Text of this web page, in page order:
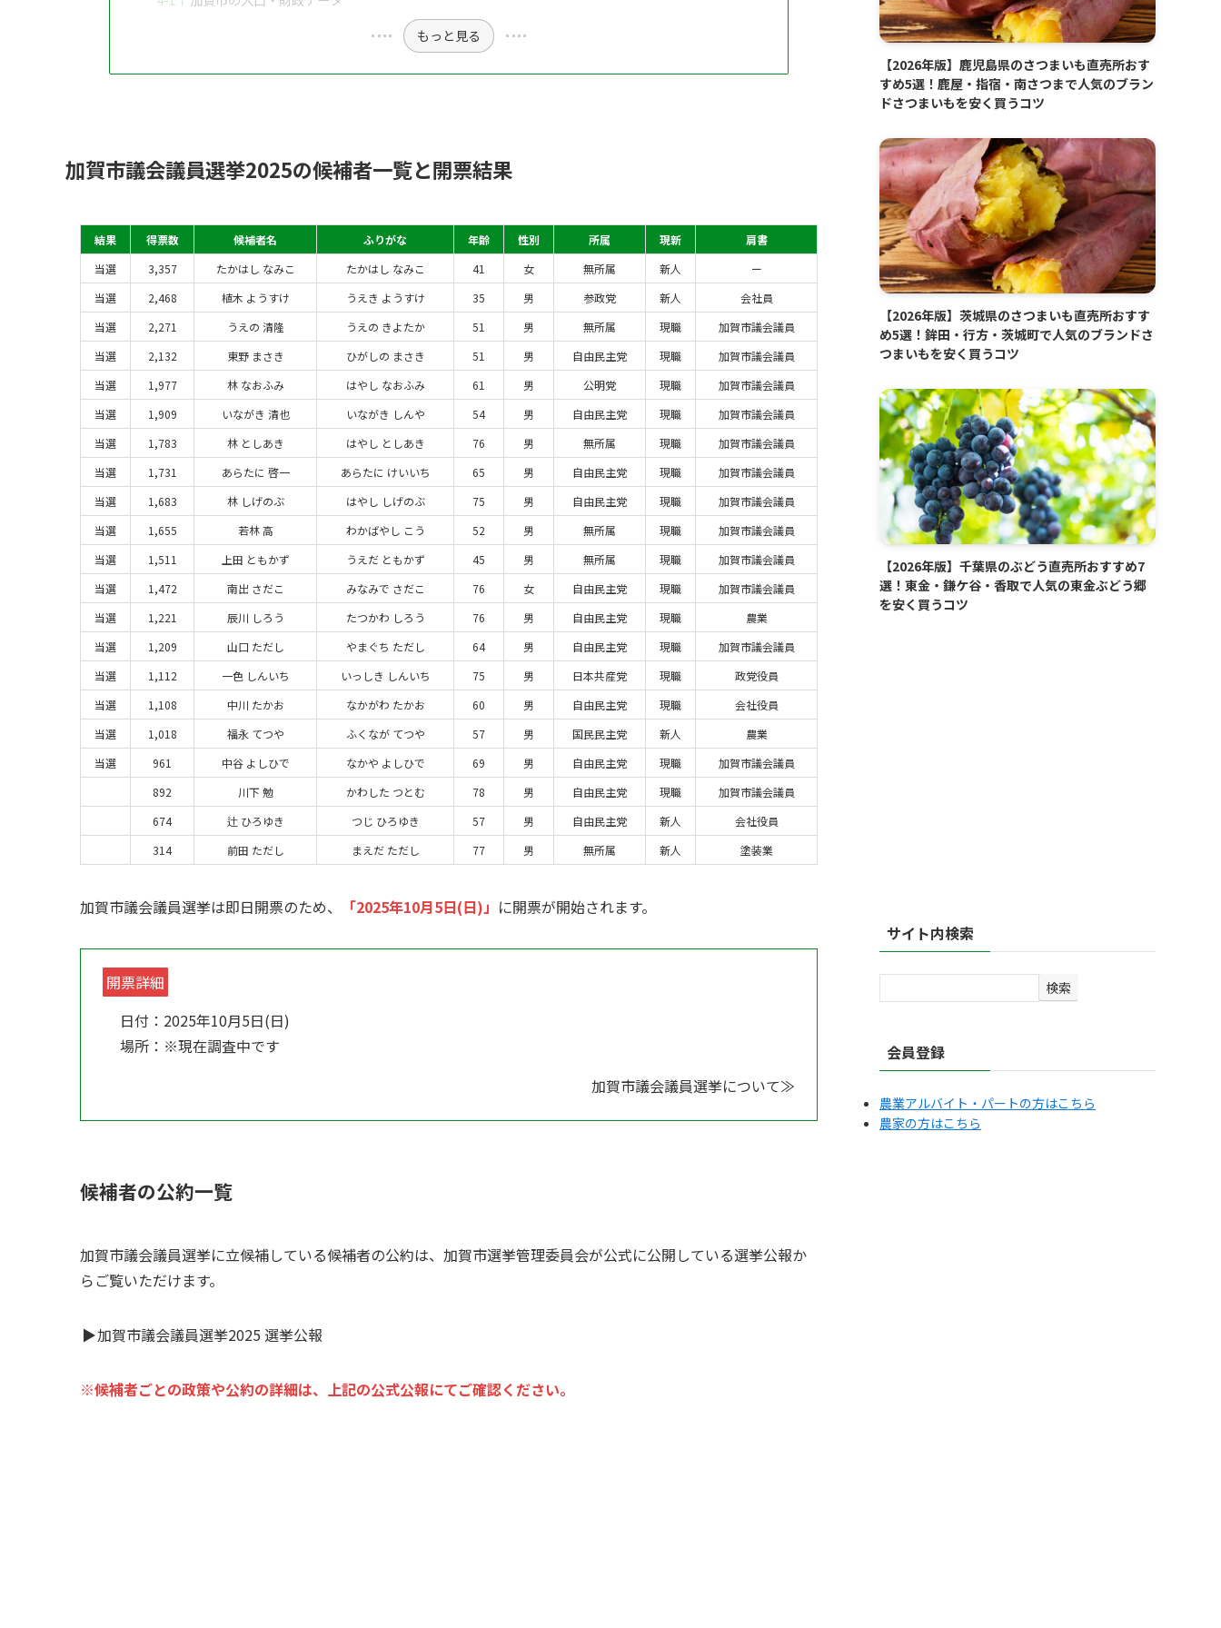
もっと見る
加賀市議会議員選挙2025の候補者一覧と開票結果
結果 得票数 候補者名 ふりがな 年齢 性別 所属 現新
肩書
当選
3,357 たかはし なみこ たかはし なみこ 41 女 無所属 新人
ー
当選
2,468 植木 ようすけ うえき ようすけ 35 男 参政党 新人
会社員
当選
2,271 うえの 清隆 うえの きよたか 51 男 無所属 現職
加賀市議会議員
当選
2,132 東野 まさき ひがしの まさき 51 男 自由民主党 現職
加賀市議会議員
当選
1,977 林 なおふみ はやし なおふみ 61 男 公明党 現職
加賀市議会議員
当選
1,909 いながき 清也 いながき しんや 54 男 自由民主党 現職
加賀市議会議員
当選
1,783 林 としあき はやし としあき 76 男 無所属 現職
加賀市議会議員
当選
1,731 あらたに 啓一 あらたに けいいち 65 男 自由民主党 現職
加賀市議会議員
当選
1,683 林 しげのぶ はやし しげのぶ 75 男 自由民主党 現職
加賀市議会議員
当選
1,655 若林 高 わかばやし こう 52 男 無所属 現職
加賀市議会議員
当選
1,511 上田 ともかず うえだ ともかず 45 男 無所属 現職
加賀市議会議員
当選
1,472 南出 さだこ みなみで さだこ 76 女 自由民主党 現職
加賀市議会議員
当選
1,221 辰川 しろう たつかわ しろう 76 男 自由民主党 現職
農業
当選
1,209 山口 ただし やまぐち ただし 64 男 自由民主党 現職
加賀市議会議員
当選
1,112 一色 しんいち いっしき しんいち 75 男 日本共産党 現職
政党役員
当選
1,108 中川 たかお なかがわ たかお 60 男 自由民主党 現職
会社役員
当選
1,018 福永 てつや ふくなが てつや 57 男 国民民主党 新人
農業
当選
961 中谷 よしひで なかや よしひで 69 男 自由民主党 現職
加賀市議会議員
892
川下 勉 かわした つとむ 78 男 自由民主党 現職
加賀市議会議員
674
辻 ひろゆき つじ ひろゆき 57 男 自由民主党 新人
会社役員
314
前田 ただし まえだ ただし 77 男 無所属 新人 塗装業
加賀市議会議員選挙は即日開票のため、 「2025年10月5日(日)」 に開票が開始されます。
開票詳細
日付：2025年10月5日(日)
場所：※現在調査中です
加賀市議会議員選挙について≫
候補者の公約一覧
加賀市議会議員選挙に立候補している候補者の公約は、加賀市選挙管理委員会が公式に公開している選挙公報か
らご覧いただけます。
▶加賀市議会議員選挙2025 選挙公報
※候補者ごとの政策や公約の詳細は、上記の公式公報にてご確認ください。
【2026年版】鹿児島県のさつまいも直売所おす
すめ5選！鹿屋・指宿・南さつまで人気のブラン
ドさつまいもを安く買うコツ
【2026年版】茨城県のさつまいも直売所おすす
め5選！鉾田・行方・茨城町で人気のブランドさ
つまいもを安く買うコツ
【2026年版】千葉県のぶどう直売所おすすめ7
選！東金・鎌ケ谷・香取で人気の東金ぶどう郷
を安く買うコツ
サイト内検索
索
検索
会員登録
農業アルバイト・パートの方はこちら
農家の方はこちら